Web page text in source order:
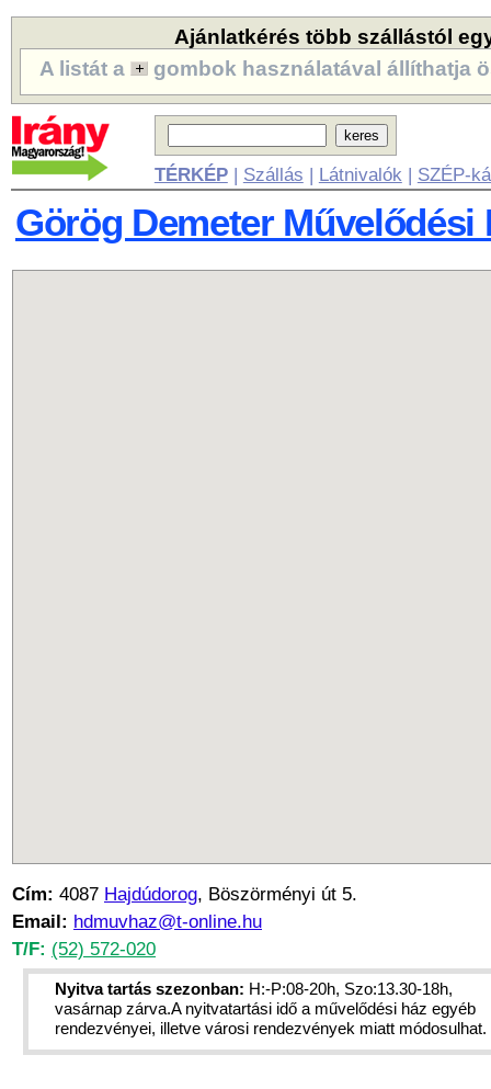
Ajánlatkérés több szállástól
A listát a
gombok használatával állíthatja
TÉRKÉP| Szállás | Látnivalók | SZÉP-
Görög Demeter Művelődési
Cím: 4087 Hajdúdorog, Böszörményi út 5.
Email: hdmuvhaz@t-online.hu
T/F: (52) 572-020
Nyitva tartás szezonban: H:-P:08-20h, Szo:13.30-18h,
vasárnap zárva.A nyitvatartási idő a művelődési ház egyéb
rendezvényei, illetve városi rendezvények miatt módosulhat.